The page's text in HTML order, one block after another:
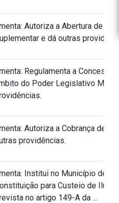
Autoriza a Abertura de
e dá outras
Regulamenta a
do Poder Legislativo
Autoriza a Cobrança de
providências.
Institui no Município de
para Custeio de
no artigo 149-A da ...